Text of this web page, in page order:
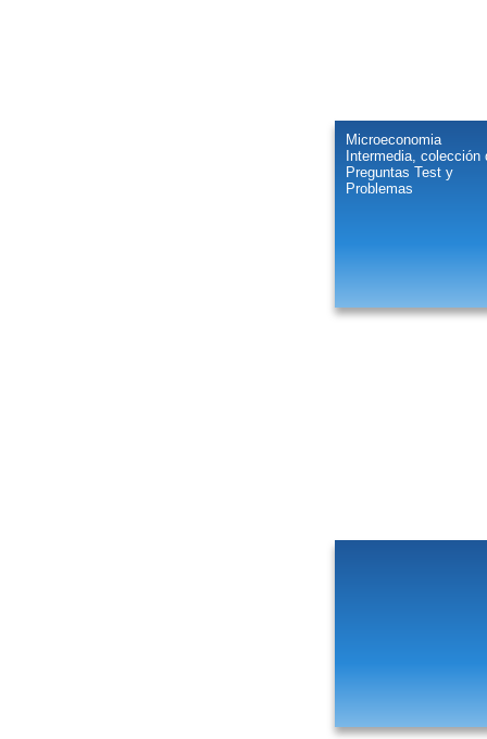
Microeconomia
Intermedia, colección
Preguntas Test y
Problemas